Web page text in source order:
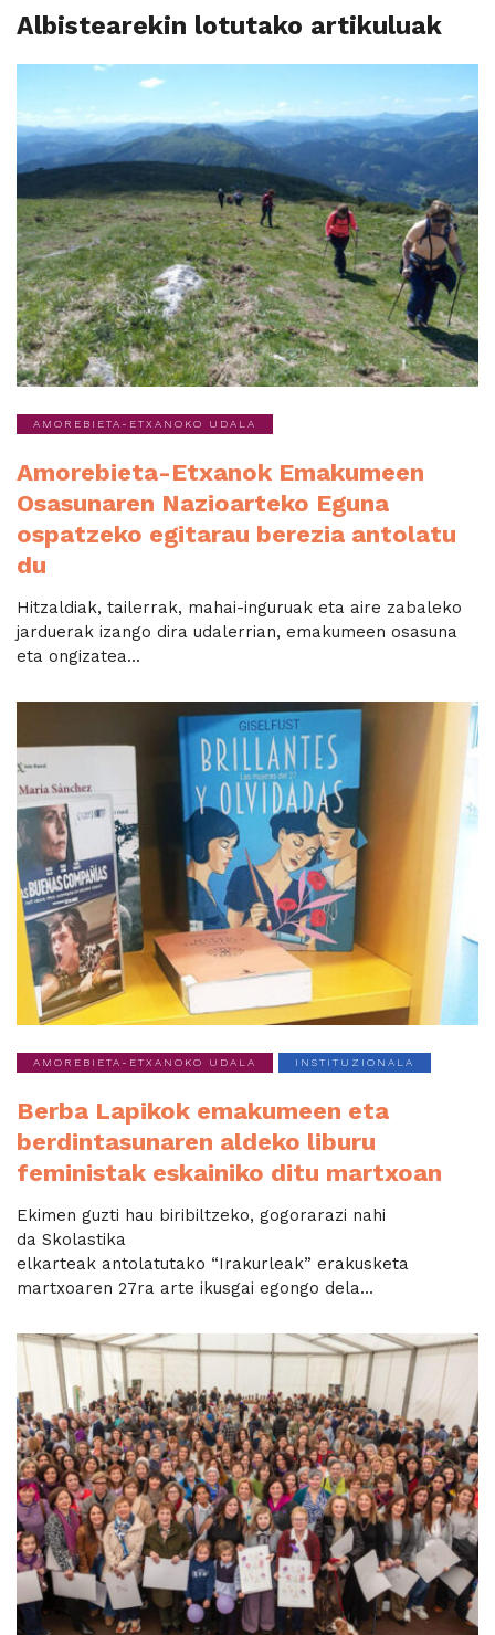
Albistearekin lotutako artikuluak
AMOREBIETA-ETXANOKO UDALA
Amorebieta-Etxanok Emakumeen
Osasunaren Nazioarteko Eguna
ospatzeko egitarau berezia antolatu
du
Hitzaldiak, tailerrak, mahai-inguruak eta aire zabaleko
jarduerak izango dira udalerrian, emakumeen osasuna
eta ongizatea...
AMOREBIETA-ETXANOKO UDALA INSTITUZIONALA
Berba Lapikok emakumeen eta
berdintasunaren aldeko liburu
feministak eskainiko ditu martxoan
Ekimen guzti hau biribiltzeko, gogorarazi nahi
da Skolastika
elkarteak antolatutako “Irakurleak” erakusketa
martxoaren 27ra arte ikusgai egongo dela...